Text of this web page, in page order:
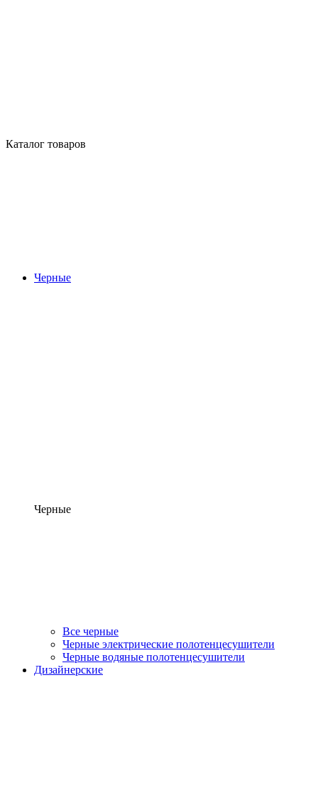
Каталог товаров
Черные
Черные
Все черные
Черные электрические полотенцесушители
Черные водяные полотенцесушители
Дизайнерские